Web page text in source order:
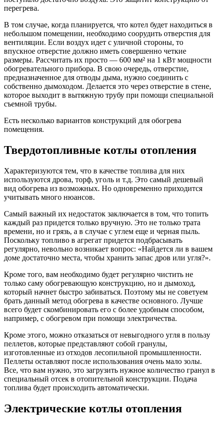
перегрева.
В том случае, когда планируется, что котел будет находиться в
небольшом помещении, необходимо соорудить отверстия для
вентиляции. Если воздух идет с уличной стороны, то
впускное отверстие должно иметь совершенно четкие
размеры. Рассчитать их просто — 600 мм² на 1 кВт мощности
обогревательного прибора. В свою очередь, отверстие,
предназначенное для отводы дыма, нужно соединить с
собственно дымоходом. Делается это через отверстие в стене,
которое выходит в вытяжную трубу при помощи специальной
съемной трубы.
Есть несколько вариантов конструкций для обогрева
помещения.
Твердотопливные котлы отопления
Характеризуются тем, что в качестве топлива для них
используются дрова, торф, уголь и т.д. Это самый дешевый
вид обогрева из возможных. Но одновременно приходится
учитывать много нюансов.
Самый важный их недостаток заключается в том, что топить
каждый раз придется только вручную. Это не только трата
времени, но и грязь, а в случае с углем еще и черная пыль.
Поскольку топливо в агрегат придется подбрасывать
регулярно, невольно возникает вопрос: «Найдется ли в вашем
доме достаточно места, чтобы хранить запас дров или угля?».
Кроме того, вам необходимо будет регулярно чистить не
только саму обогревающую конструкцию, но и дымоход,
который начнет быстро забиваться. Поэтому мы не советуем
брать данный метод обогрева в качестве основного. Лучше
всего будет скомбинировать его с более удобным способом,
например, с обогревом при помощи электричества.
Кроме этого, можно отказаться от невыгодного угля в пользу
пеллетов, которые представляют собой гранулы,
изготовленные из отходов лесопильной промышленности.
Пеллеты оставляют после использования очень мало золы.
Все, что вам нужно, это загрузить нужное количество гранул в
специальный отсек в отопительной конструкции. Подача
топлива будет происходить автоматически.
Электрические котлы отопления